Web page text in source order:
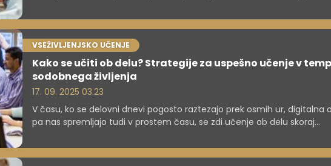
nekatere že kombinirajo klasične pristope s sodobnimi digitalnimi
VSEŽIVLJENJSKO UČENJE
Kako se učiti ob delu? Strategije za uspešno učenje v
sodobnega življenja
17. 09. 2025 03.23
V času, ko se delovni dnevi pogosto raztezajo prek osmih ur, digitalna
pa nas spremljajo tudi v prostem času, se zdi učenje ob delu skoraj
temveč tudi za osebno rast in prilagajanje hitro spreminjajočemu se